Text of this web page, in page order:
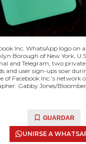
Inc. WhatsApp logo on
Borough of New York,
and Telegram, two
and user sign-ups soar
of Facebook Inc.’s network
Gabby Jones/
GUARDAR
UNIRSE A